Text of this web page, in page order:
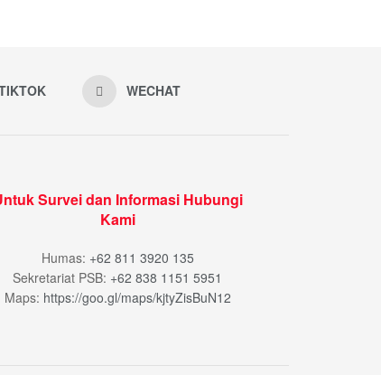
WECHAT
Survei dan Informasi Hubungi
Kami
Humas: +62 811 3920 135
Sekretariat PSB: +62 838 1151 5951
Maps: https://goo.gl/maps/kjtyZisBuN12